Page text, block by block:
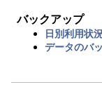
バックアップ
日別利用状
データのバ